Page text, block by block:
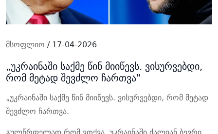
მსოფლიო / 17-04-2026
„უკრაინაში საქმე წინ მიიწევს. ვისურვებდი,
რომ მეტად შევძლო ჩართვა"
„უკრაინაში საქმე წინ მიიწევს. ვისურვებდი, რომ მეტად
შევძლო ჩართვა.